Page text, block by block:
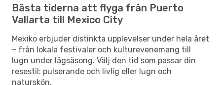
Bästa tiderna att flyga från Puerto
Vallarta till Mexico City
Mexiko erbjuder distinkta upplevelser under hela året
– från lokala festivaler och kulturevenemang till
lugn under lågsäsong. Välj den tid som passar din
resestil: pulserande och livlig eller lugn och
naturskön.